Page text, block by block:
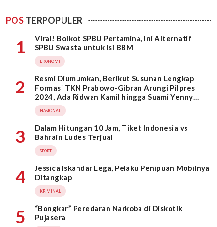
POS TERPOPULER
1
Viral! Boikot SPBU Pertamina, Ini Alternatif
SPBU Swasta untuk Isi BBM
EKONOMI
2
Resmi Diumumkan, Berikut Susunan Lengkap
Formasi TKN Prabowo-Gibran Arungi Pilpres
2024, Ada Ridwan Kamil hingga Suami Yenny
Wahid
NASIONAL
3
Dalam Hitungan 10 Jam, Tiket Indonesia vs
Bahrain Ludes Terjual
SPORT
4
Jessica Iskandar Lega, Pelaku Penipuan Mobilnya
Ditangkap
KRIMINAL
5
“Bongkar” Peredaran Narkoba di Diskotik
Pujasera